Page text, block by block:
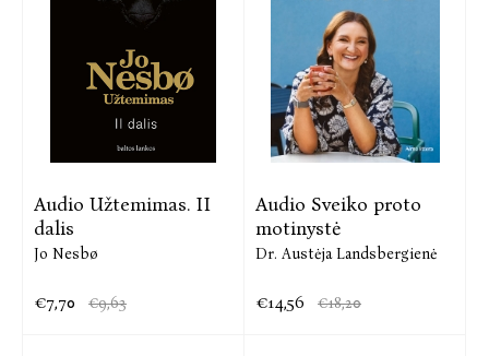
Audio Užtemimas. II
dalis
Jo Nesbø
€7,70 €9,63
Audio Sveiko proto
motinystė
Dr. Austėja Landsbergienė
€14,56 €18,20